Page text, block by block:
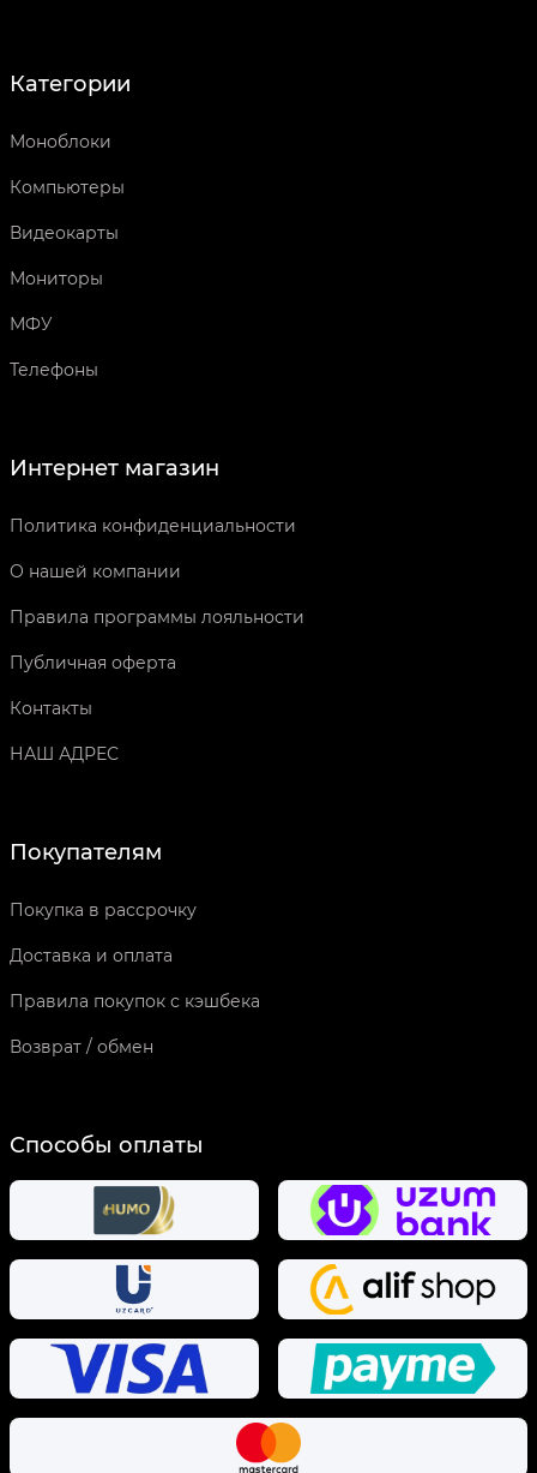
Категории
Моноблоки
Компьютеры
Видеокарты
Мониторы
МФУ
Телефоны
Интернет магазин
Политика конфиденциальности
О нашей компании
Правила программы лояльности
Публичная оферта
Контакты
НАШ АДРЕС
Покупателям
Покупка в рассрочку
Доставка и оплата
Правила покупок с кэшбека
Возврат / обмен
Способы оплаты